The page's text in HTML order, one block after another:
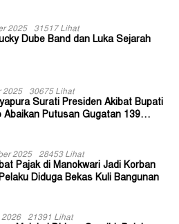
2025 31517 Lihat
Dube Band dan Luka Sejarah
2025 30675 Lihat
Surati Presiden Akibat Bupati
Abaikan Putusan Gugatan 139
2025 28453 Lihat
Pajak di Manokwari Jadi Korban
Diduga Bekas Kuli Bangunan
2026 21391 Lihat